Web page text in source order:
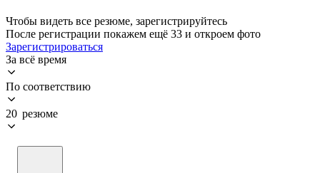
Чтобы видеть все резюме, зарегистрируйтесь
После регистрации покажем ещё 33 и откроем фото
Зарегистрироваться
За всё время
По соответствию
20 резюме